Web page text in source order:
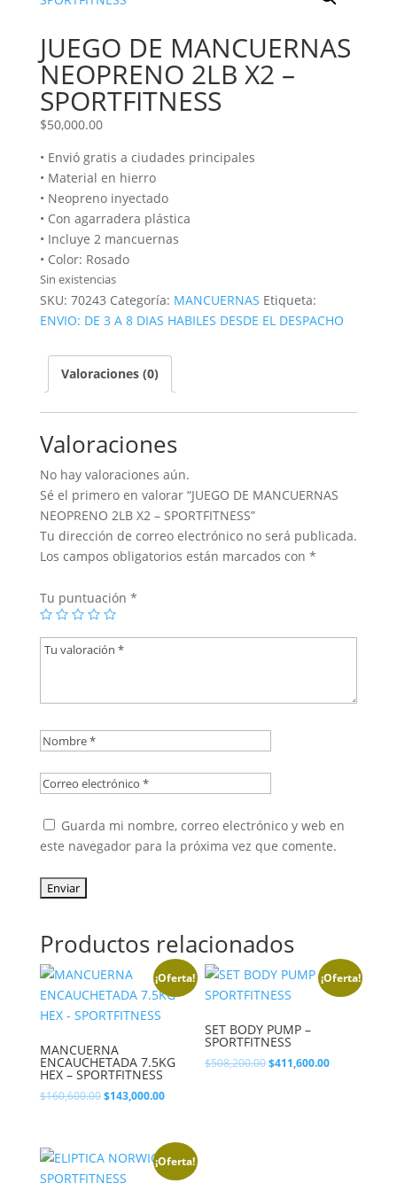
JUEGO DE MANCUERNAS
NEOPRENO 2LB X2 –
SPORTFITNESS
$50,000.00
• Envió gratis a ciudades principales
• Material en hierro
• Neopreno inyectado
• Con agarradera plástica
• Incluye 2 mancuernas
• Color: Rosado
Sin existencias
SKU: 70243 Categoría: MANCUERNAS Etiqueta:
ENVIO: DE 3 A 8 DIAS HABILES DESDE EL DESPACHO
Valoraciones (0)
Valoraciones
No hay valoraciones aún.
Sé el primero en valorar “JUEGO DE MANCUERNAS
NEOPRENO 2LB X2 – SPORTFITNESS”
Tu dirección de correo electrónico no será publicada.
Los campos obligatorios están marcados con *
Tu puntuación *
Guarda mi nombre, correo electrónico y web en
este navegador para la próxima vez que comente.
Productos relacionados
¡Oferta!
MANCUERNA
ENCAUCHETADA 7.5KG
HEX – SPORTFITNESS
$160,600.00El
$160,600.00.
$143,000.00El
es:
$143,000.00.
¡Oferta!
SET BODY PUMP –
SPORTFITNESS
$508,200.00El
$411,600.00El
¡Oferta!